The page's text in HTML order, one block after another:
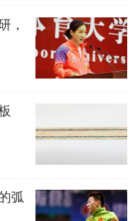
，
弧